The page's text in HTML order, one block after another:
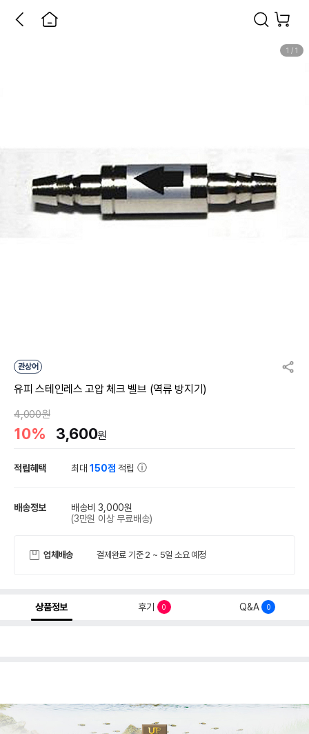
1 / 1
관상어
유피 스테인레스 고압 체크 벨브 (역류 방지기)
4,000원
10% 3,600원
적립혜택 최대150점 적립
배송정보
배송비 3,000원
(3만원 이상 무료배송)
업체배송 결제완료 기준 2 ~ 5일 소요 예정
상품정보 후기 0 Q&A 0